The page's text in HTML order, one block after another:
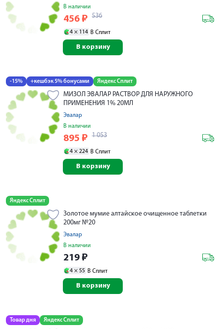
В наличии
456 ₽ 536
4 × 114 В Сплит
В корзину
-15% +кешбэк 5% бонусами Яндекс Сплит
МИЗОЛ ЭВАЛАР РАСТВОР ДЛЯ НАРУЖНОГО
ПРИМЕНЕНИЯ 1% 20МЛ
Эвалар
В наличии
895 ₽ 1 053
4 × 224 В Сплит
В корзину
Яндекс Сплит
Золотое мумие алтайское очищенное таблетки
200мг №20
Эвалар
В наличии
219 ₽
4 × 55 В Сплит
В корзину
Товар дня Яндекс Сплит